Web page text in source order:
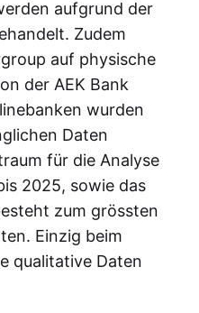
aufgrund der
Zudem
auf physische
der AEK Bank
wurden
Daten
für die Analyse
2025, sowie das
zum grössten
Einzig beim
qualitative Daten